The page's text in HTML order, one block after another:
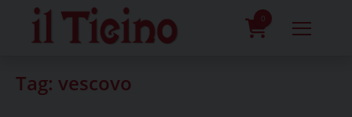
content
0
Tag: vescovo